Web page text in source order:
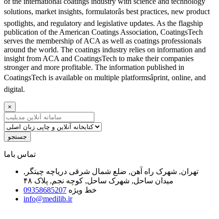
solutions, market insights, formulatorâs best practices, new product
spotlights, and regulatory and legislative updates. As the flagship
publication of the American Coatings Association, CoatingsTech
serves the membership of ACA as well as coatings professionals
around the world. The coatings industry relies on information and
insight from ACA and CoatingsTech to make their companies
stronger and more profitable. The information published in
CoatingsTech is available on multiple platformsâprint, online, and
digital.
×
جستجو
ﺗﻤﺎﺱ ﺑﺎﻣﺎ
تهران, شهرک راه آهن, ضلع شمال شرقی دریاچه چیتگر,
میدان ساحل, شهرک ساحل, کوچه نجم, پلاک ۴۸
خط ویژه 09358685207
info@medilib.ir